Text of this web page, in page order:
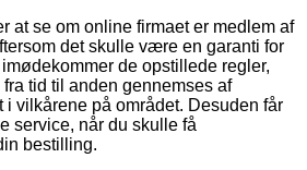
at se om online firmaet er medlem af
det skulle være en garanti for
de opstillede regler,
tid til anden gennemses af
i vilkårene på området. Desuden får
service, når du skulle få
bestilling.